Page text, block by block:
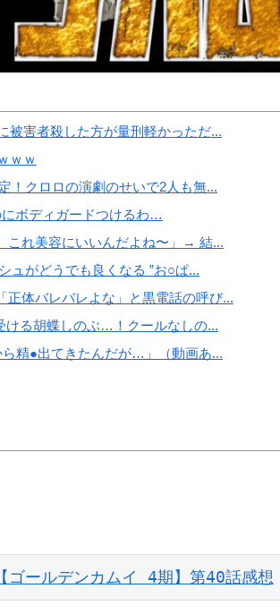
被害者殺した方が量刑軽かっただ...
ｗｗ
！クロロの演劇のせいで2人も無...
ボディガードつけるわ…
これ美容にいいんだよね〜」→ 結...
ュがどうでも良くなる ”お○ぱ...
体バレバレよな」と黒電話の呼び...
ける胡蝶しのぶ…！クールなしの...
精●出てきたんだが…」（動画あ...
ゴールデンカムイ 4期】第40話感想